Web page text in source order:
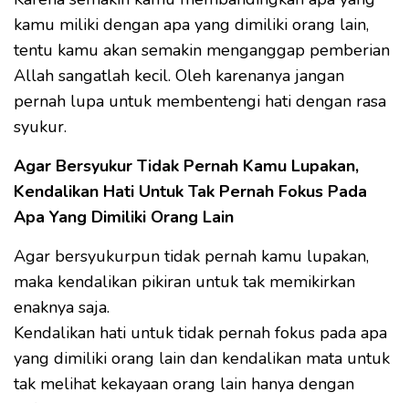
kamu miliki dengan apa yang dimiliki orang lain,
tentu kamu akan semakin menganggap pemberian
Allah sangatlah kecil. Oleh karenanya jangan
pernah lupa untuk membentengi hati dengan rasa
syukur.
Agar Bersyukur Tidak Pernah Kamu Lupakan,
Kendalikan Hati Untuk Tak Pernah Fokus Pada
Apa Yang Dimiliki Orang Lain
Agar bersyukurpun tidak pernah kamu lupakan,
maka kendalikan pikiran untuk tak memikirkan
enaknya saja.
Kendalikan hati untuk tidak pernah fokus pada apa
yang dimiliki orang lain dan kendalikan mata untuk
tak melihat kekayaan orang lain hanya dengan